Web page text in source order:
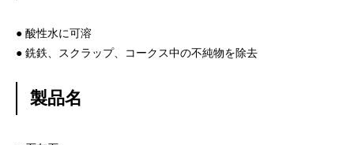
● 酸性水に可溶
● 銑鉄、スクラップ、コークス中の不純物を除去
製品名